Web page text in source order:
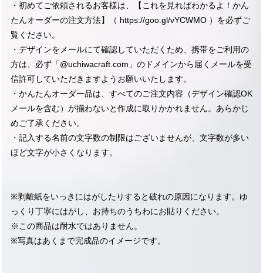
・初めてご依頼されるお客様は、【これを見ればわかるよ！かん
たんオーダーの注文方法】（ https://goo.gl/vYCWMO ）を必ずご
覧ください。
・デザインをメールにて確認していただくため、携帯をご利用の
方は、必ず「@uchiwacraft.com」のドメインから届くメールを受
信許可していただきますようお願いいたします。
・かんたんオーダー品は、すべてのご注文内容（デザイン確認OK
メールを含む）が揃わないと作成に取りかかれません。あらかじ
めご了承ください。
・記入する名前の文字数の制限はございませんが、文字数が多い
ほど文字が小さくなります。
※剥離紙をいっきにはがしたりすると破れの原因になります。ゆ
っくり丁寧にはがし、お持ちのうちわにお貼りください。
※この商品は耐水ではありません。
※写真はあくまで完成品のイメージです。